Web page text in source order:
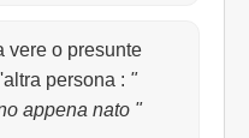
vere o presunte
persona : "
appena nato "